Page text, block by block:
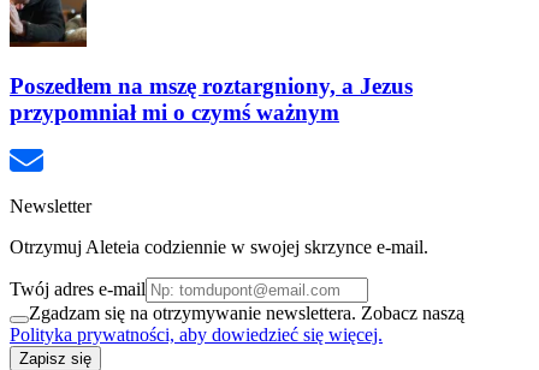
Poszedłem na mszę roztargniony, a Jezus
przypomniał mi o czymś ważnym
Newsletter
Otrzymuj Aleteia codziennie w swojej skrzynce e-mail.
Twój adres e-mail
Zgadzam się na otrzymywanie newslettera. Zobacz naszą
Polityka prywatności, aby dowiedzieć się więcej.
Zapisz się